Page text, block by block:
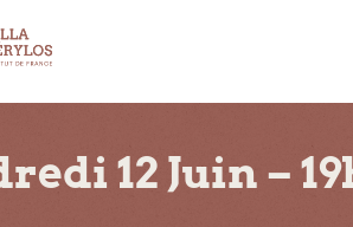
12 Juin –